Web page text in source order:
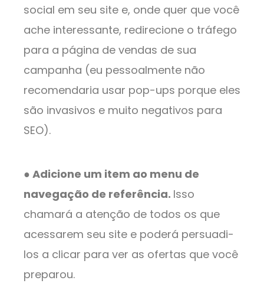
social em seu site e, onde quer que você
ache interessante, redirecione o tráfego
para a página de vendas de sua
campanha (eu pessoalmente não
recomendaria usar pop-ups porque eles
são invasivos e muito negativos para
SEO).
● Adicione um item ao menu de
navegação de referência. Isso
chamará a atenção de todos os que
acessarem seu site e poderá persuadi-
los a clicar para ver as ofertas que você
preparou.